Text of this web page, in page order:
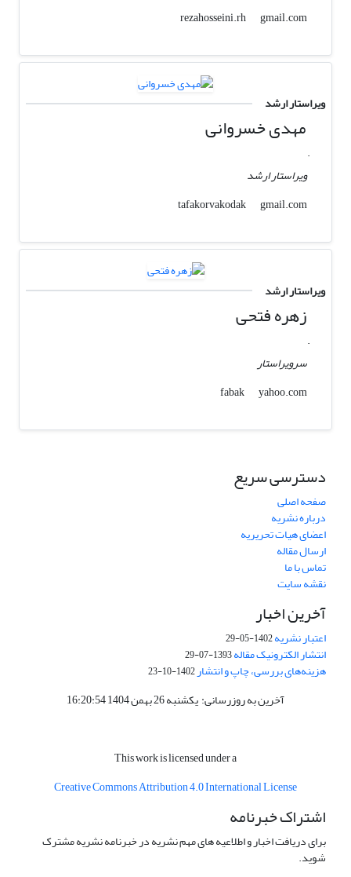
rezahosseini.rh
gmail.com
ویراستار ارشد
مهدی خسروانی
.
ویراستار ارشد
tafakorvakodak
gmail.com
ویراستار ارشد
زهره فتحی
.
سرویراستار
fabak
yahoo.com
دسترسی سریع
صفحه اصلی
درباره نشریه
اعضای هیات تحریریه
ارسال مقاله
تماس با ما
نقشه سایت
آخرین اخبار
اعتبار نشریه1402-05-29
انتشار الکترونیک مقاله1393-07-29
هزینه‌های بررسی، چاپ و انتشار1402-10-23
آخرین به روزرسانی: یکشنبه 26 بهمن 1404 16:20:54
This work is licensed under a
CreativeCommons Attribution 4.0 International License
اشتراک خبرنامه
برای دریافت اخبار و اطلاعیه های مهم نشریه در خبرنامه نشریه مشترک
شوید.